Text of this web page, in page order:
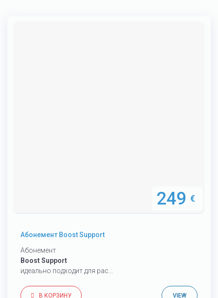
249 €
Абонемент Boost Support
Абонемент
Boost Support
идеально подходит для рас...
В КОРЗИНУ VIEW